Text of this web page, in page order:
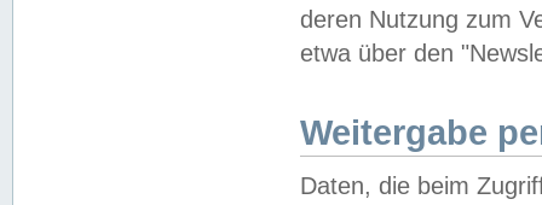
deren Nutzung zum
etwa über den
Weitergabe
Daten, die beim